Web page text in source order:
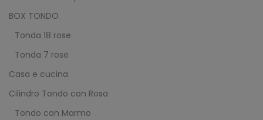
BOX TONDO
Tonda 18 rose
Tonda 7 rose
Casa e cucina
Cilindro Tondo con Rosa
Tondo con Marmo